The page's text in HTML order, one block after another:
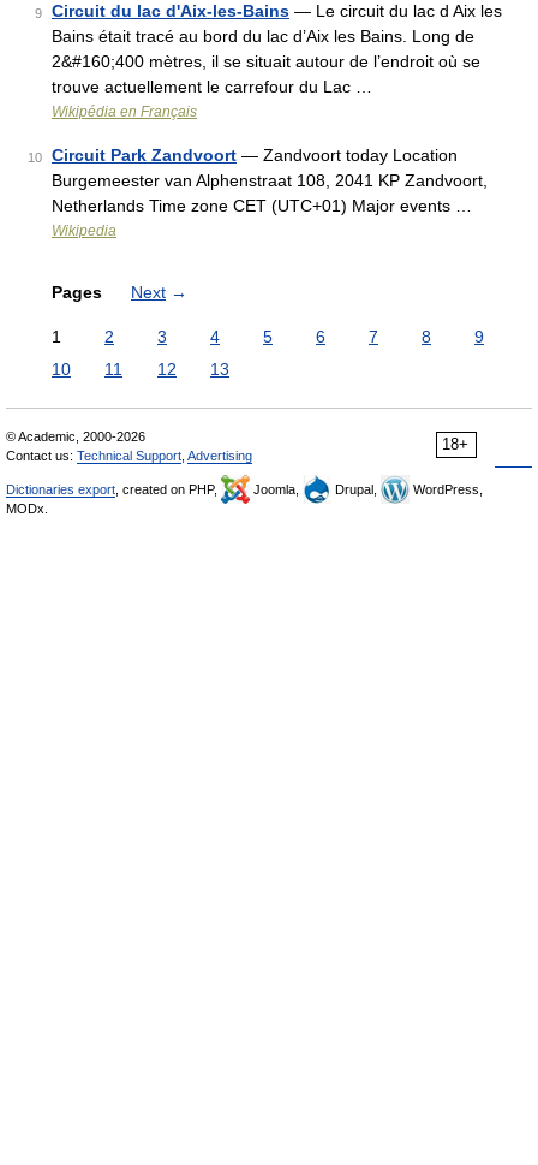
9 Circuit du lac d'Aix-les-Bains — Le circuit du lac d Aix les
Bains était tracé au bord du lac d’Aix les Bains. Long de
2&#160;400 mètres, il se situait autour de l’endroit où se
trouve actuellement le carrefour du Lac …
Wikipédia en Français
10 Circuit Park Zandvoort — Zandvoort today Location
Burgemeester van Alphenstraat 108, 2041 KP Zandvoort,
Netherlands Time zone CET (UTC+01) Major events …
Wikipedia
Pages Next →
1 2 3 4 5 6 7 8
9
10
11 12 13
18+
© Academic, 2000-2026
Contact us: Technical Support Advertising
Dictionaries export , created on PHP, Joomla, Drupal,
WordPress,
MODx.